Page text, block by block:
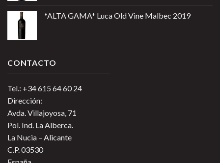
*ALTA GAMA* Luca Old Vine Malbec 2019
CONTACTO
Tel.: +34 615 64 60 24
Dirección:
Avda. Villajoyosa, 71
Pol. Ind. La Alberca.
La Nucia – Alicante
C.P. 03530